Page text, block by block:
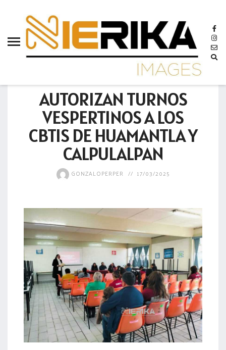
AUTORIZAN TURNOS
VESPERTINOS A LOS
CBTIS DE HUAMANTLA Y
CALPULALPAN
GONZALOPERPER 17/03/2025
aamtlax
abanderamiento
acreditación